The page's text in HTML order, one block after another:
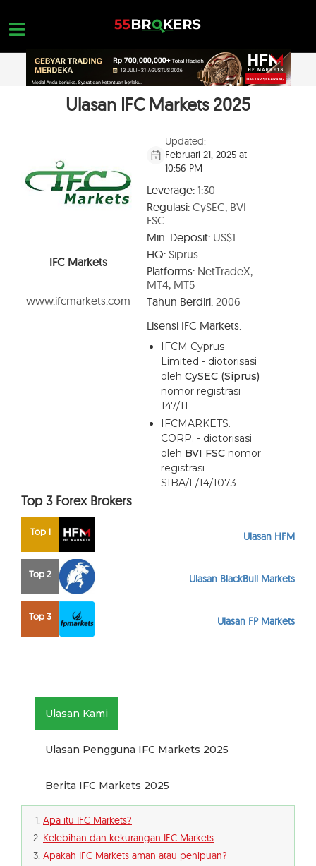
content
EDUKASI FOREX
BUKA AKUN GRATIS
Ulasan IFC Markets 2025
IFC Markets
www.ifcmarkets.com
Updated:
Februari 21, 2025 at
10:56 PM
Leverage:1:30
Regulasi:CySEC, BVI
FSC
Min. Deposit:US$1
HQ:Siprus
Platforms:NetTradeX,
MT4, MT5
Tahun Berdiri:2006
Lisensi IFC Markets:
IFCM Cyprus
Limited - diotorisasi
oleh CySEC (Siprus)
nomor registrasi
147/11
IFCMARKETS.
CORP. - diotorisasi
oleh BVI FSCnomor
registrasi
SIBA/L/14/1073
Top 3 Forex Brokers
Top 1 Ulasan HFM
Top 2 Ulasan BlackBull Markets
Top 3 Ulasan FP Markets
Ulasan Kami
Ulasan Pengguna IFC Markets 2025
Berita IFC Markets 2025
Apa itu IFC Markets?
Kelebihan dan kekurangan IFC Markets
Apakah IFC Markets aman atau penipuan?